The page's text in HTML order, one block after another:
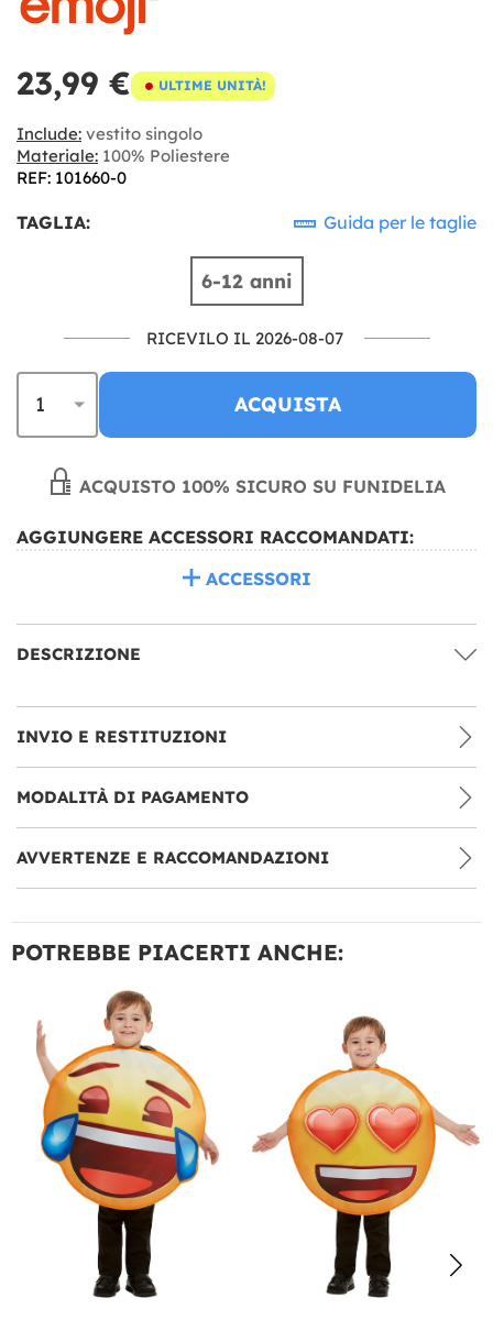
23,99 € ULTIME UNITÀ!
Include: vestito singolo
Materiale: 100% Poliestere
REF: 101660-0
TAGLIA: Guida per le taglie
6-12 anni
RICEVILO IL 2026-08-07
ACQUISTA
ACQUISTO 100% SICURO SU FUNIDELIA
AGGIUNGERE ACCESSORI RACCOMANDATI:
ACCESSORI
DESCRIZIONE
INVIO E RESTITUZIONI
MODALITÀ DI PAGAMENTO
AVVERTENZE E RACCOMANDAZIONI
POTREBBE PIACERTI ANCHE: